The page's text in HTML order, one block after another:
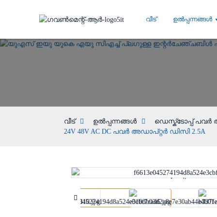
വീട് ഉൽപ്പന്നങ്ങൾ
വീട് ഉൽപ്പന്നങ്ങൾ ഡെസ്ക്ടോപ്പ് പവർ
24V 48V AC DC പവർ അഡാപ്റ്റർ ഡിസി 2.5A
Loading...
Loading...